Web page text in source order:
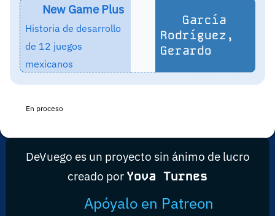
New Game Plus
Historia de desarrollo
de 12 juegos
mexicanos
García
Rodríguez,
Gerardo
En proceso
DeVuego es un proyecto sin ánimo de lucro
creado por Yova Turnes
Apóyalo en Patreon